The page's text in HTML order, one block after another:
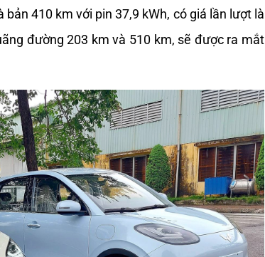
410 km với pin 37,9 kWh, có giá lần lượt là
đường 203 km và 510 km, sẽ được ra mắt